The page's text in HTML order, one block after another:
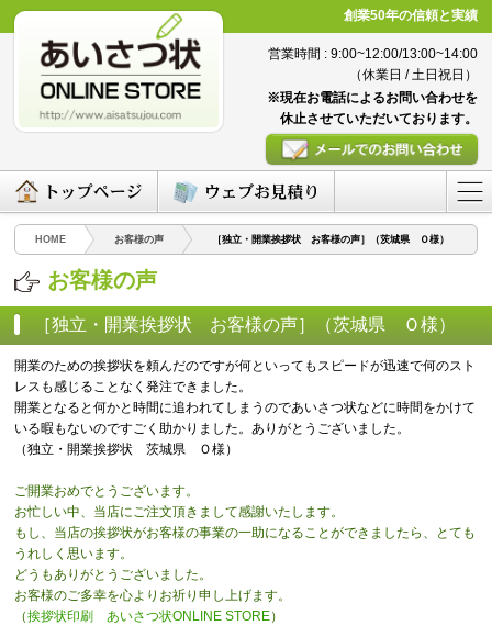
創業50年の信頼と実績
営業時間 : 9:00~12:00/13:00~14:00
（休業日 / 土日祝日）
※現在お電話によるお問い合わせを
休止させていただいております。
HOME お客様の声 ［独立・開業挨拶状 お客様の声］（茨城県 Ｏ様）
お客様の声
［独立・開業挨拶状 お客様の声］（茨城県 Ｏ様）
（2016/04/08）
開業のための挨拶状を頼んだのですが何といってもスピードが迅速で何のスト
レスも感じることなく発注できました。
開業となると何かと時間に追われてしまうのであいさつ状などに時間をかけて
いる暇もないのですごく助かりました。ありがとうございました。
（独立・開業挨拶状 茨城県 Ｏ様）
ご開業おめでとうございます。
お忙しい中、当店にご注文頂きまして感謝いたします。
もし、当店の挨拶状がお客様の事業の一助になることができましたら、とても
うれしく思います。
どうもありがとうございました。
お客様のご多幸を心よりお祈り申し上げます。
（挨拶状印刷 あいさつ状ONLINE STORE）